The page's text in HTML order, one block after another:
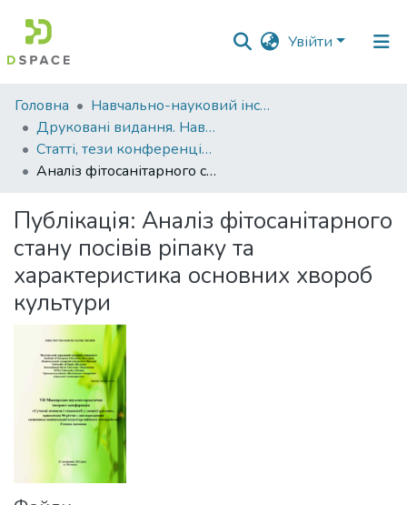
Увійти
Фонди
та
зібрання
Пошук за критеріями
Статистика
Головна
Навчально-науковий інститут агротехнологій, селекції та екології
Друковані видання. Навчально-науковий інститут агротехнологій, селекції та екології
Статті, тези конференцій. Навчально-науковий інститут агротехнологій, селекції та екології
Аналіз фітосанітарного стану посівів ріпаку та характеристика основних хвороб культури
Публікація: Аналіз фітосанітарного
стану посівів ріпаку та
характеристика основних хвороб
культури